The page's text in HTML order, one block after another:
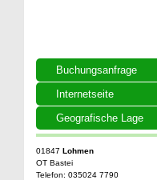
Buchungsanfrage
Internetseite
Geografische Lage
01847 Lohmen
OT Bastei
Telefon: 035024 7790